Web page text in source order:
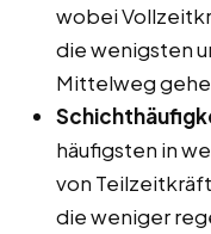
wobei
die wenigsten
Mittelweg
häufigsten in
von
die weniger